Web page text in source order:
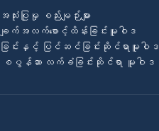
ပြုမှု စည်းမျဉ်းများ
ျက်အလက်စောင့်ထိန်းခြင်းမူဝါဒ
ခြင်းနှင့် ပြင်ဆင်ခြင်းဆိုင်ရာမူဝါဒ
နှင့် စပွန်ဆာ လက်ခံခြင်းဆိုင်ရာ မူဝါဒ